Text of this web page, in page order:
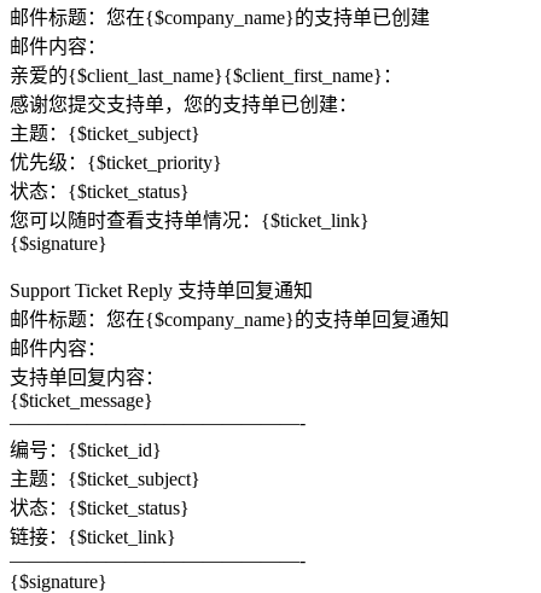
邮件标题：您在{$company_name}的支持单已创建
邮件内容：
亲爱的{$client_last_name}{$client_first_name}：
感谢您提交支持单，您的支持单已创建：
主题：{$ticket_subject}
优先级：{$ticket_priority}
状态：{$ticket_status}
您可以随时查看支持单情况：{$ticket_link}
{$signature}
Support Ticket Reply 支持单回复通知
邮件标题：您在{$company_name}的支持单回复通知
邮件内容：
支持单回复内容：
{$ticket_message}
———————————————-
编号：{$ticket_id}
主题：{$ticket_subject}
状态：{$ticket_status}
链接：{$ticket_link}
———————————————-
{$signature}